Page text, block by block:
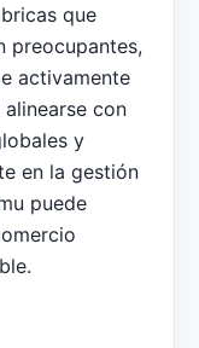
que
preocupantes,
activamente
con
y
en la gestión
puede